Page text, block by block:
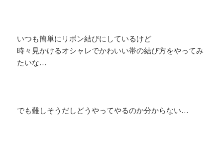
いつも簡単にリボン結びにしているけど
時々見かけるオシャレでかわいい帯の結び方をやってみ
たいな…
でも難しそうだしどうやってやるのか分からない…